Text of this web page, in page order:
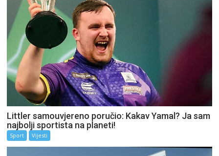
Littler samouvjereno poručio: Kakav Yamal? Ja sam
najbolji sportista na planeti!
Sport Vijesti